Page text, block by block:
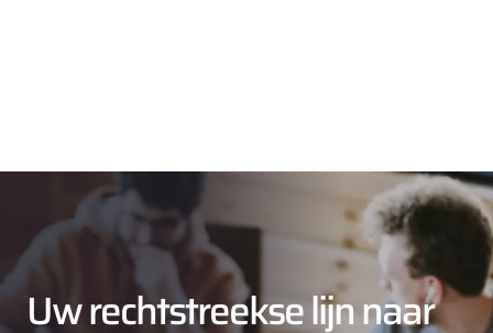
Uw rechtstreekse lijn naar